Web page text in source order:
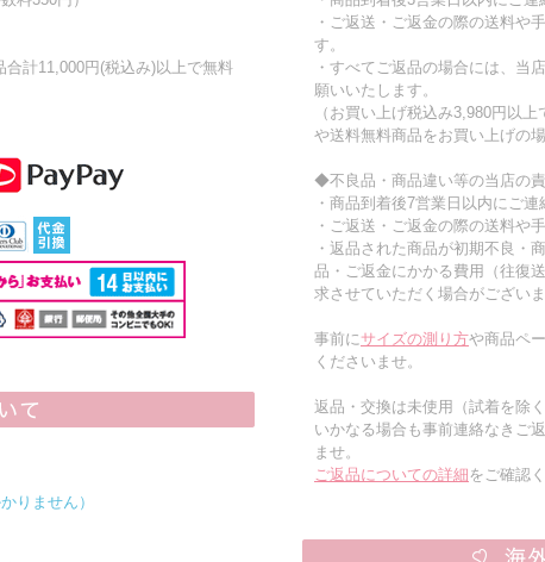
計11,000円(税込み)以上で無料
りません）
・ご返送・ご返金の際の送料や
す。
・すべてご返品の場合には、当
願いいたします。
（お買い上げ税込み3,980円以
や送料無料商品をお買い上げの
◆不良品・商品違い等の当店の
・商品到着後7営業日以内にご連
・ご返送・ご返金の際の送料や
・返品された商品が初期不良・
品・ご返金にかかる費用（往復
求させていただく場合がございま
事前にサイズの測り方や商品ペ
くださいませ。
返品・交換は未使用（試着を除
いかなる場合も事前連絡なきご
ませ。
ご返品についての詳細をご確認